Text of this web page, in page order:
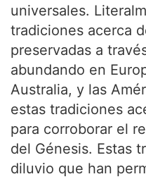
universales.
tradiciones acerca
preservadas a
abundando en
Australia, y las
estas tradiciones
para corroborar el
del Génesis. Estas
diluvio que han